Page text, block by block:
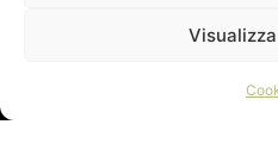
Power by 00up – P. iva